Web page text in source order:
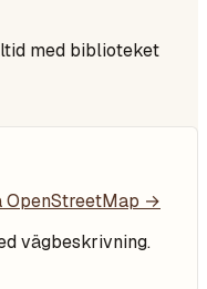
med biblioteket
OpenStreetMap →
vägbeskrivning.